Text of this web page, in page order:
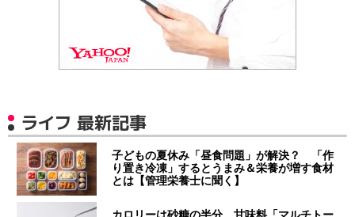
ライフ 最新記事
子どもの夏休み「昼食問題」が解決？ 「作
り置き冷凍」するとうまみ＆栄養が増す食材
とは【管理栄養士に聞く】